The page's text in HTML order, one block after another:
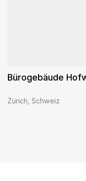
Bürogebäude
Zürich, Schweiz